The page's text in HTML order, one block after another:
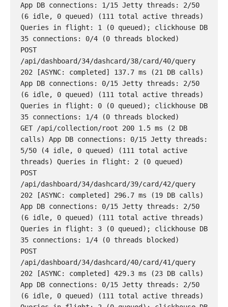
App DB connections: 1/15 Jetty threads: 2/50
(6 idle, 0 queued) (111 total active threads)
Queries in flight: 1 (0 queued); clickhouse DB
35 connections: 0/4 (0 threads blocked)
POST
/api/dashboard/34/dashcard/38/card/40/query
202 [ASYNC: completed] 137.7 ms (21 DB calls)
App DB connections: 0/15 Jetty threads: 2/50
(6 idle, 0 queued) (111 total active threads)
Queries in flight: 0 (0 queued); clickhouse DB
35 connections: 1/4 (0 threads blocked)
GET /api/collection/root 200 1.5 ms (2 DB
calls) App DB connections: 0/15 Jetty threads:
5/50 (4 idle, 0 queued) (111 total active
threads) Queries in flight: 2 (0 queued)
POST
/api/dashboard/34/dashcard/39/card/42/query
202 [ASYNC: completed] 296.7 ms (19 DB calls)
App DB connections: 0/15 Jetty threads: 2/50
(6 idle, 0 queued) (111 total active threads)
Queries in flight: 3 (0 queued); clickhouse DB
35 connections: 1/4 (0 threads blocked)
POST
/api/dashboard/34/dashcard/40/card/41/query
202 [ASYNC: completed] 429.3 ms (23 DB calls)
App DB connections: 0/15 Jetty threads: 2/50
(6 idle, 0 queued) (111 total active threads)